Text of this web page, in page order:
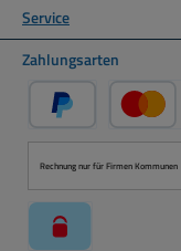
Service
Zahlungsarten
PayPal
Rechnung nur für Firmen Kommunen